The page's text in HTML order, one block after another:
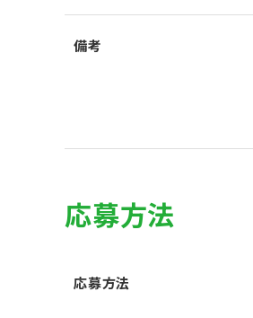
備考
応募方法
応募方法